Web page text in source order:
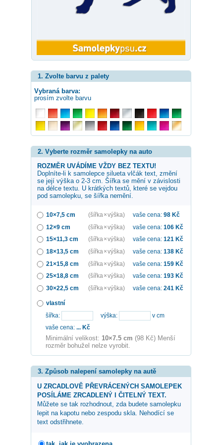
1. Zvolte barvu z palety
Vybraná barva:
prosím zvolte barvu
2. Vyberte rozměr samolepky na auto
ROZMĚR UVÁDÍME VŽDY BEZ TEXTU!
Doplníte-li k samolepce silueta vlčák text, změní
se její výška o 2-3 cm. Šířka se mění v závislosti
na délce textu. U krátkých textů, které se vejdou
pod samolepku, se šířka nemění.
10×7,5 cm (šířka × výška) vaše cena: 98 Kč
12×9 cm
(šířka × výška) vaše cena: 106 Kč
15×11,3 cm
(šířka × výška) vaše cena: 121 Kč
18×13,5 cm
(šířka × výška) vaše cena: 138 Kč
21×15,8 cm
(šířka × výška) vaše cena: 159 Kč
25×18,8 cm
(šířka × výška) vaše cena: 193 Kč
30×22,5 cm
(šířka × výška) vaše cena: 241 Kč
vlastní
šířka:
výška:
v cm
vaše cena: ... Kč
Minimální velikost: 10×7.5 cm (98 Kč) Menší
rozměr bohužel nelze vyrobit.
3. Způsob nalepení samolepky na autě
U ZRCADLOVĚ PŘEVRÁCENÝCH SAMOLEPEK
POSÍLÁME ZRCADLENÝ I ČITELNÝ TEXT.
Můžete se tak rozhodnout, zda budete samolepku
lepit na kapotu nebo zespodu skla. Nehodící se
text odstřihnete.